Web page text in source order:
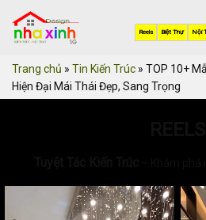
content
Trang chủ » Tin Kiến Trúc » TOP 10+
Hiện Đại Mái Thái Đẹp, Sang Trọng
Nội
Biệt Thự
Reels